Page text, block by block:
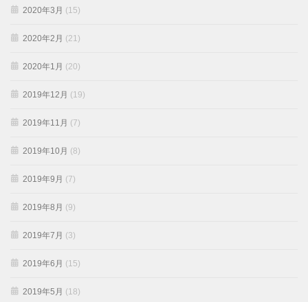
2020年3月 (15)
2020年2月 (21)
2020年1月 (20)
2019年12月 (19)
2019年11月 (7)
2019年10月 (8)
2019年9月 (7)
2019年8月 (9)
2019年7月 (3)
2019年6月 (15)
2019年5月 (18)